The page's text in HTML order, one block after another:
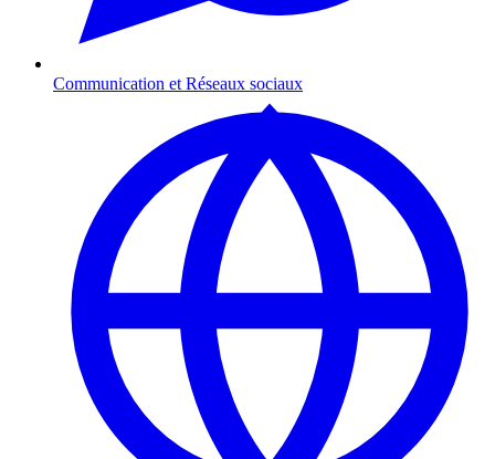
Communication et Réseaux sociaux